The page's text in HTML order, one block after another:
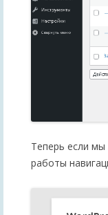
Теперь если
работы